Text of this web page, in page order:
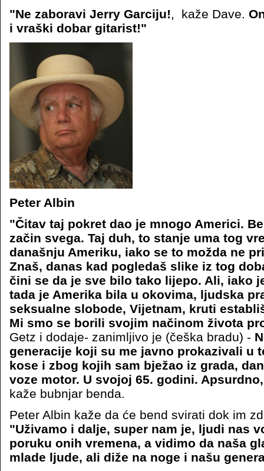
"Ne zaboravi Jerry Garciju!, kaže Dave.
i vraški dobar gitarist!"
Peter Albin
"Čitav taj pokret dao je mnogo Americi.
začin svega. Taj duh, to stanje uma tog
današnju Ameriku, iako se to možda ne
Znaš, danas kad pogledaš slike iz tog
čini se da je sve bilo tako lijepo. Ali, iako
tada je Amerika bila u okovima, ljudska
seksualne slobode, Vijetnam, kruti
Mi smo se borili svojim načinom života
Getz i dodaje- zanimljivo je (češka bradu) -
generacije koji su me javno prokazivali u
kose i zbog kojih sam bježao iz grada,
voze motor. U svojoj 65. godini.
kaže bubnjar benda.
Peter Albin kaže da će bend svirati dok im
"Uživamo i dalje, super nam je, ljudi nas
poruku onih vremena, a vidimo da naša
mlade ljude, ali diže na noge i našu